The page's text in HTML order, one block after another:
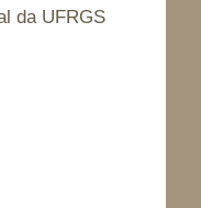
da UFRGS